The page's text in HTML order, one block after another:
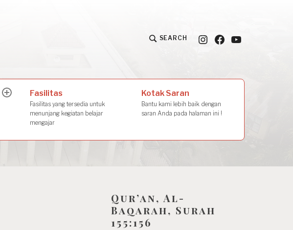
SEARCH Instagram
FacebookYouTube
expandFasilitas
Fasilitas yang tersedia untuk
menunjang kegiatan belajar
mengajar
Kotak Saran
Bantu kami lebih baik dengan
saran Anda pada halaman ini !
Qur’an, Al-
Baqarah, Surah
155:156